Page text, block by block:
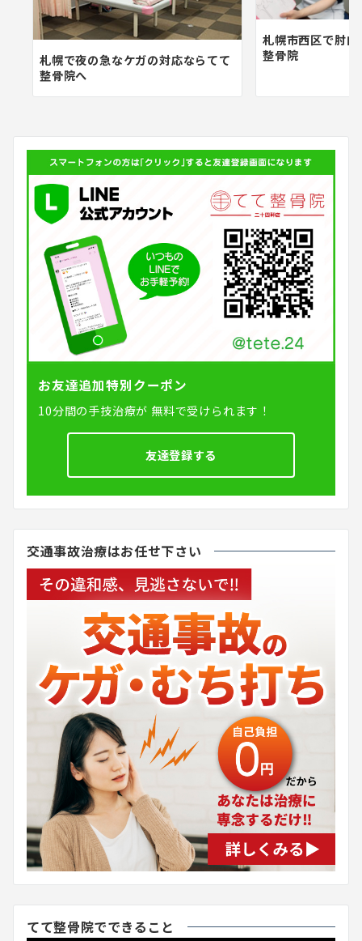
札幌で夜の急なケガの対応ならてて
整骨院へ
札幌市西区で肘
整骨院
お友達追加特別クーポン
10分間の手技治療が 無料で受けられます！
友達登録する
交通事故治療はお任せ下さい
てて整骨院でできること